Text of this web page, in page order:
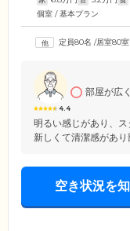
個室 / 基本プラン
定員80名 /居室80室
4.4
部屋が広
明るい感じがあり、
新しくて清潔感があ
空き状況を